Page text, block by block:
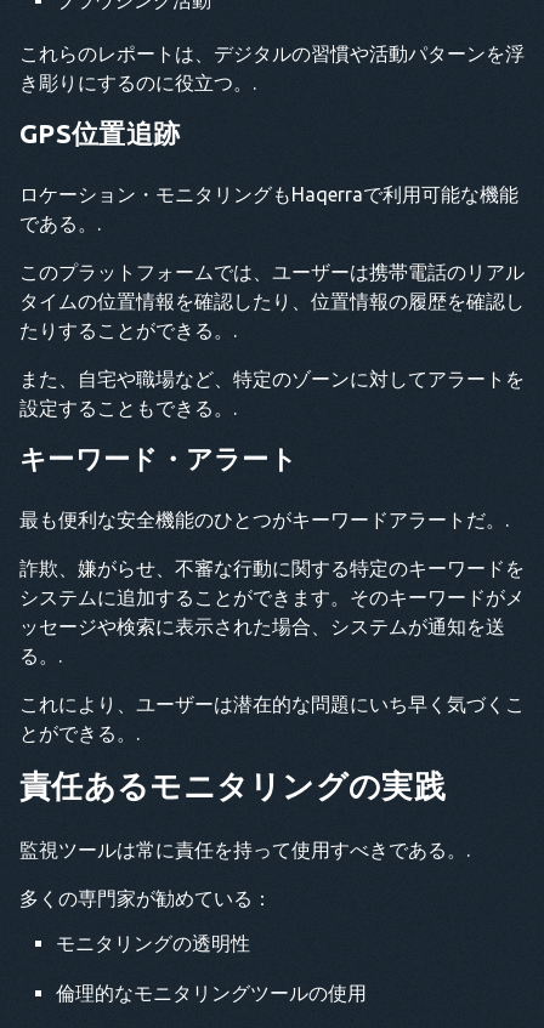
これらのレポートは、デジタルの習慣や活動パターンを浮
き彫りにするのに役立つ。.
GPS位置追跡
ロケーション・モニタリングもHaqerraで利用可能な機能
である。.
このプラットフォームでは、ユーザーは携帯電話のリアル
タイムの位置情報を確認したり、位置情報の履歴を確認し
たりすることができる。.
また、自宅や職場など、特定のゾーンに対してアラートを
設定することもできる。.
キーワード・アラート
最も便利な安全機能のひとつがキーワードアラートだ。.
詐欺、嫌がらせ、不審な行動に関する特定のキーワードを
システムに追加することができます。そのキーワードがメ
ッセージや検索に表示された場合、システムが通知を送
る。.
これにより、ユーザーは潜在的な問題にいち早く気づくこ
とができる。.
責任あるモニタリングの実践
監視ツールは常に責任を持って使用すべきである。.
多くの専門家が勧めている：
モニタリングの透明性
倫理的なモニタリングツールの使用